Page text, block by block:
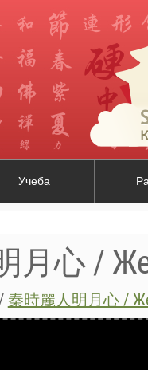
Учеба
月心 /
秦時麗人明月心 /